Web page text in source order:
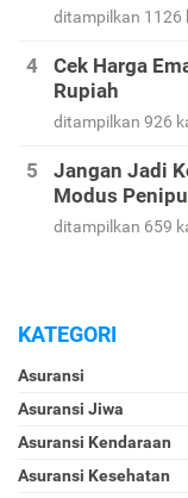
ditampilkan 1126
Cek Harga
Rupiah
ditampilkan 926
Jangan Jadi
Modus
ditampilkan 659
KATEGORI
Asuransi
Asuransi Jiwa
Asuransi Kendaraan
Asuransi Kesehatan